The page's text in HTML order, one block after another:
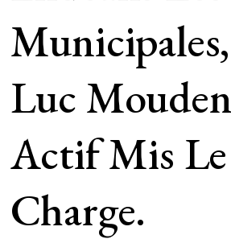
Luc
Actif Mis Le
Charge.